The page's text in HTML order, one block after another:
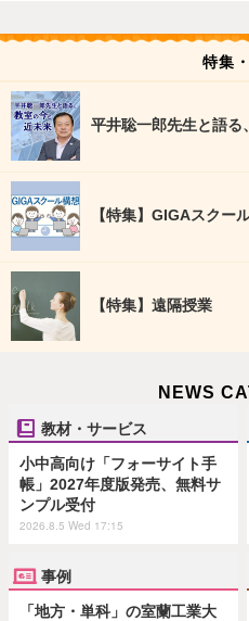
特集
平井聡一郎先生と語る
【特集】GIGAスクー
【特集】遠隔授業
NEWS
教材・サービス
小中高向け「フォーサイト手
帳」2027年度版発売、無料サ
ンプル受付
2026.8.5 Wed 17:15
事例
「地方・単科」の室蘭工業大